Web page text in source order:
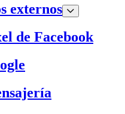
externos
de Facebook